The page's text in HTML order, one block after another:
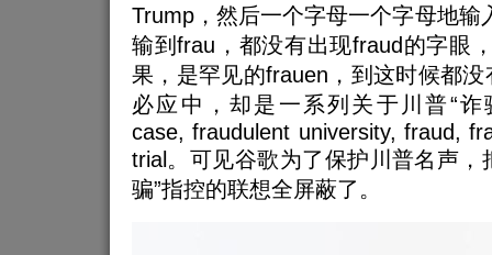
Trump，然后一个字母一个字母地输
输到frau，都没有出现fraud的字眼
果，是罕见的frauen，到这时候都
必应中，却是一系列关于川普“诈
case, fraudulent university, fraud,
trial。可见谷歌为了保护川普名声，
骗”指控的联想全屏蔽了。